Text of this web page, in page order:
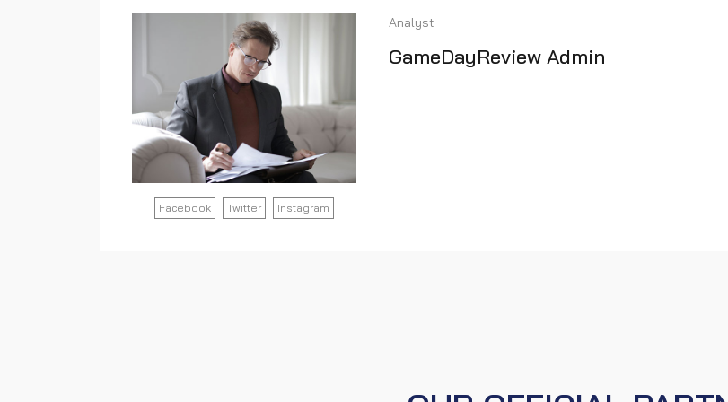
Facebook Twitter Instagram
Analyst
GameDayReview Admin